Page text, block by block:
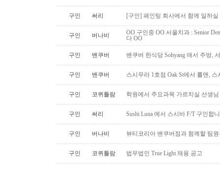
구인 써리 [구인] 페인팅 회사에서 함께 일하
구인 버나비
OO 구인중 OO 서울치과 : Senior
다 OO
구인 밴쿠버 밴쿠버 한식당 Sohyang 애서 주방,
구인 밴쿠버 스시무라 1호점 Oak St에서 롤맨,
구인 코퀴틀람 학원에서 주요과목 가르치실 선생
구인 써리 Sushi Luna 에서 스시바 F/T 구인합
구인 버나비 뷰티코리아 밴쿠버점과 함께할 팀
구인 코퀴틀람 법무법인 True Light 채용 공고